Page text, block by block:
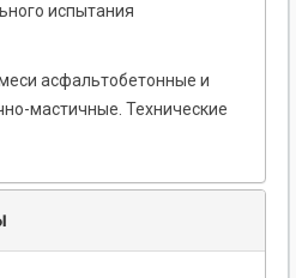
испытания
асфальтобетонные и
мастичные. Технические